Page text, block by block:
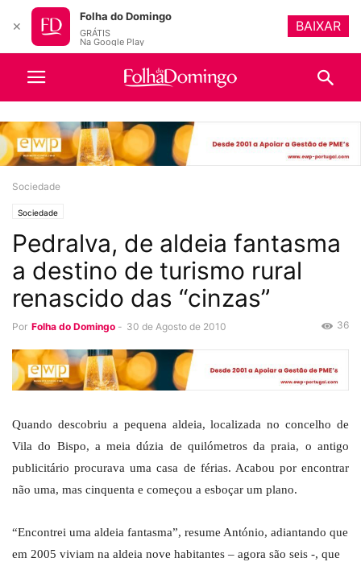
Sociedade
Sociedade
Pedralva, de aldeia fantasma
a destino de turismo rural
renascido das “cinzas”
Por Folha do Domingo - 30 de Agosto de 2010 36
Quando descobriu a pequena aldeia, localizada no concelho de
Vila do Bispo, a meia dúzia de quilómetros da praia, o antigo
publicitário procurava uma casa de férias. Acabou por encontrar
não uma, mas cinquenta e começou a esboçar um plano.
“Encontrei uma aldeia fantasma”, resume António, adiantando que
em 2005 viviam na aldeia nove habitantes – agora são seis -, que
✕
Folha do Domingo
GRÁTIS
Na Google Play
BAIXAR